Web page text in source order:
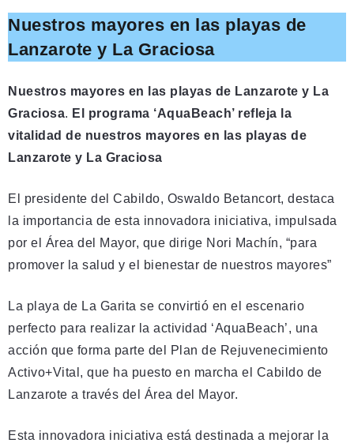
Nuestros mayores en las playas de
Lanzarote y La Graciosa
Nuestros mayores en las playas de Lanzarote y La
Graciosa. El programa ‘AquaBeach’ refleja la
vitalidad de nuestros mayores en las playas de
Lanzarote y La Graciosa
El presidente del Cabildo, Oswaldo Betancort, destaca
la importancia de esta innovadora iniciativa, impulsada
por el Área del Mayor, que dirige Nori Machín, “para
promover la salud y el bienestar de nuestros mayores”
La playa de La Garita se convirtió en el escenario
perfecto para realizar la actividad ‘AquaBeach’, una
acción que forma parte del Plan de Rejuvenecimiento
Activo+Vital, que ha puesto en marcha el Cabildo de
Lanzarote a través del Área del Mayor.
Esta innovadora iniciativa está destinada a mejorar la